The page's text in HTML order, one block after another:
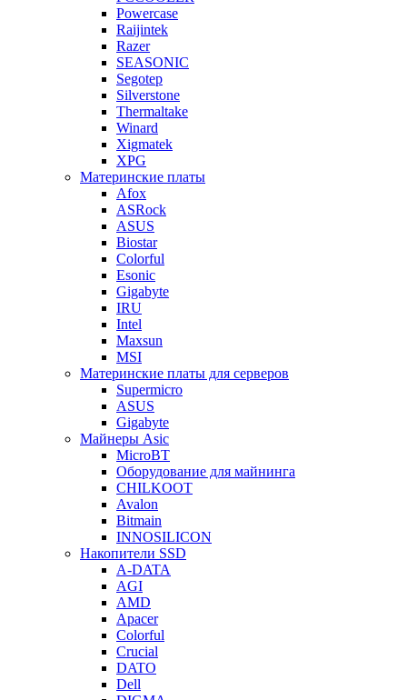
Powercase
Raijintek
Razer
SEASONIC
Segotep
Silverstone
Thermaltake
Winard
Xigmatek
XPG
Материнские платы
Afox
ASRock
ASUS
Biostar
Colorful
Esonic
Gigabyte
IRU
Intel
Maxsun
MSI
Материнские платы для серверов
Supermicro
ASUS
Gigabyte
Майнеры Asic
MicroBT
Оборудование для майнинга
CHILKOOT
Avalon
Bitmain
INNOSILICON
Накопители SSD
A-DATA
AGI
AMD
Apacer
Colorful
Crucial
DATO
Dell